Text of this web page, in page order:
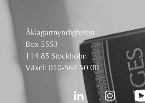
Åklagarmyndigheten
Box 5553
114 85 Stockholm
Växel: 010-562 50 00